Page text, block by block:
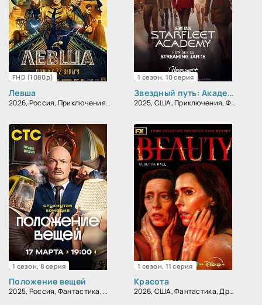
FHD (1080p)
Левша
2026, Россия, Приключения, Фантастика
1 сезон, 10 серия
Звездный путь: Академия Звездного флота
2025, США, Приключения, Фантастика, Боевик
1 сезон, 8 серия
Положение вещей
2025, Россия, Фантастика, Комедия
1 сезон, 11 серия
Красота
2026, США, Фантастика, Драма